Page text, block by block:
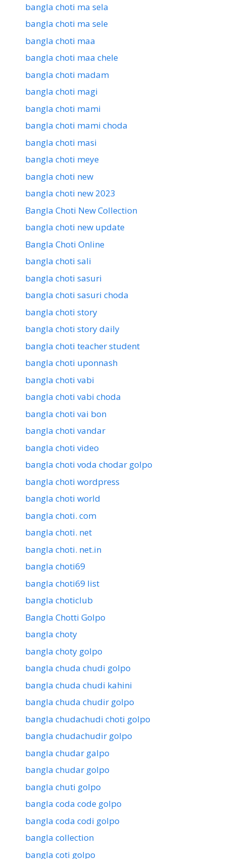
bangla choti ma sela
bangla choti ma sele
bangla choti maa
bangla choti maa chele
bangla choti madam
bangla choti magi
bangla choti mami
bangla choti mami choda
bangla choti masi
bangla choti meye
bangla choti new
bangla choti new 2023
Bangla Choti New Collection
bangla choti new update
Bangla Choti Online
bangla choti sali
bangla choti sasuri
bangla choti sasuri choda
bangla choti story
bangla choti story daily
bangla choti teacher student
bangla choti uponnash
bangla choti vabi
bangla choti vabi choda
bangla choti vai bon
bangla choti vandar
bangla choti video
bangla choti voda chodar golpo
bangla choti wordpress
bangla choti world
bangla choti. com
bangla choti. net
bangla choti. net.in
bangla choti69
bangla choti69 list
bangla choticlub
Bangla Chotti Golpo
bangla choty
bangla choty golpo
bangla chuda chudi golpo
bangla chuda chudi kahini
bangla chuda chudir golpo
bangla chudachudi choti golpo
bangla chudachudir golpo
bangla chudar galpo
bangla chudar golpo
bangla chuti golpo
bangla coda code golpo
bangla coda codi golpo
bangla collection
bangla coti golpo